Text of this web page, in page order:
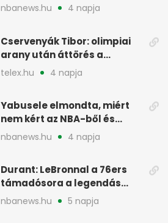
Europe londoni csapatáért
nbanews.hu 4 napja
Cservenyák Tibor: olimpiai
arany után áttörés a
rákkutatásban
telex.hu 4 napja
Yabusele elmondta, miért
nem kért az NBA-ből és
miért jött Európába
nbanews.hu 4 napja
Durant: LeBronnal a 76ers
támadósora a legendás
Warriorsra emlékeztet
nbanews.hu 5 napja